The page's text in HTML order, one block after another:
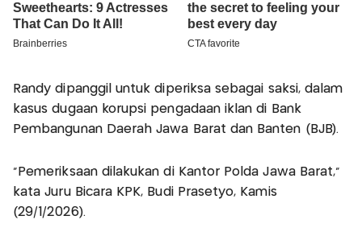
Randy dipanggil untuk diperiksa sebagai saksi, dalam
kasus dugaan korupsi pengadaan iklan di Bank
Pembangunan Daerah Jawa Barat dan Banten (BJB).
“Pemeriksaan dilakukan di Kantor Polda Jawa Barat,”
kata Juru Bicara KPK, Budi Prasetyo, Kamis
(29/1/2026).